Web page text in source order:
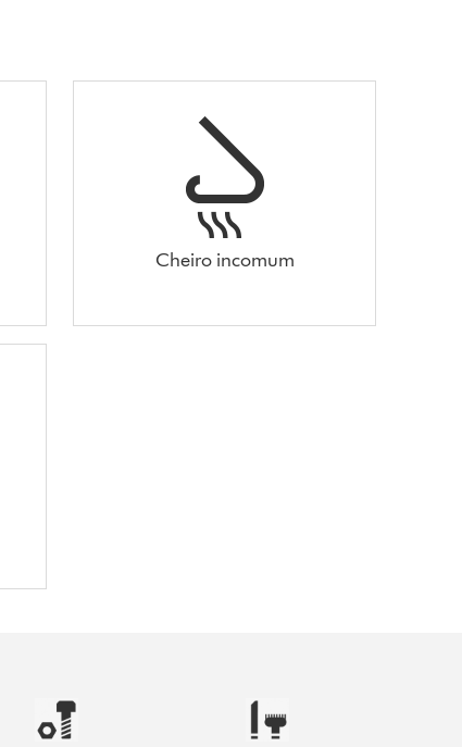
Cheiro incomum